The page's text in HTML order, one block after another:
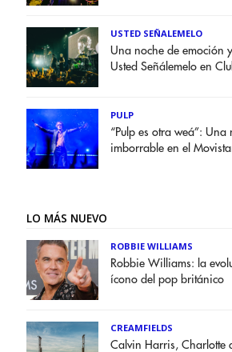
USTED SEÑALEMELO
Una noche de emoción
Usted Señálemelo en
PULP
“Pulp es otra weá”: Una
imborrable en el
LO MÁS NUEVO
ROBBIE WILLIAMS
Robbie Williams: la
ícono del pop británico
CREAMFIELDS
Calvin Harris, Charlotte